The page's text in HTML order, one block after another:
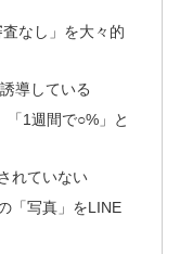
なし」を大々的
導している
1週間で○%」と
れていない
「写真」をLINE